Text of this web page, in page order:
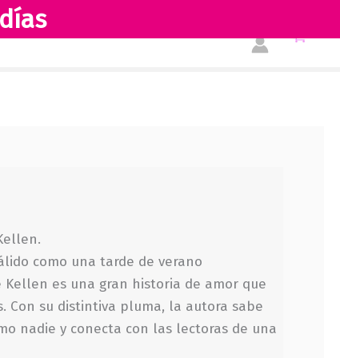
Tienda
como una tarde de verano
Kellen es una gran historia de amor que
Con su distintiva pluma, la autora sabe
nadie y conecta con las lectoras de una